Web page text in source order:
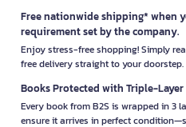
Free nationwide shipping* when
requirement set by the company.
Enjoy stress-free shopping! Simply
free delivery straight to your doorstep.
Books Protected with Triple-
Every book from B2S is wrapped in 3
ensure it arrives in perfect